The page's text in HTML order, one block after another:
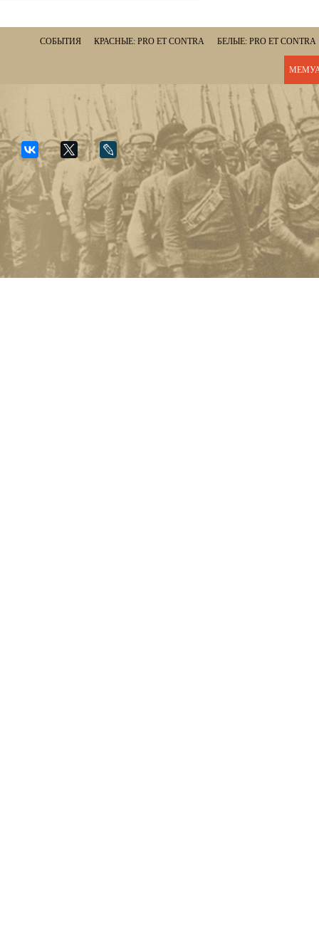
СОБЫТИЯ КРАСНЫЕ: PRO ET CONTRA БЕЛЫЕ: PRO ET CONTRA